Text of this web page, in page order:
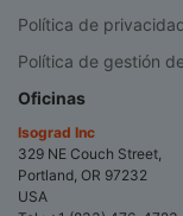
Política de
Política de gestión
Oficinas
Isograd Inc
329 NE Couch Street,
Portland, OR 97232
USA